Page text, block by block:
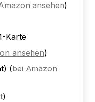
ansehen)
Karte
ansehen)
(bei Amazon
)